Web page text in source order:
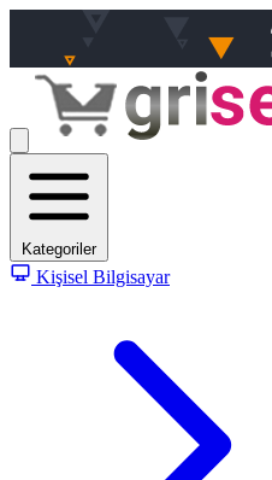
Kategoriler
Kişisel Bilgisayar